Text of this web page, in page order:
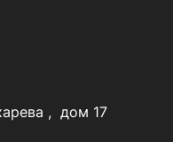
, дом 17